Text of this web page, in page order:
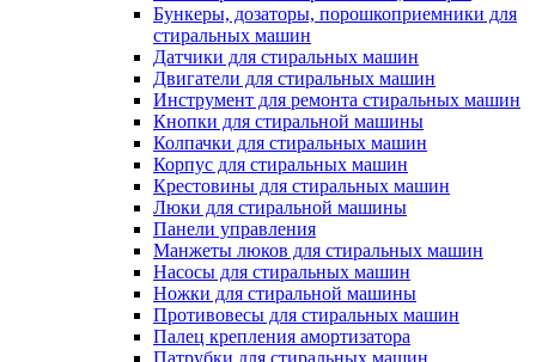
Бункеры, дозаторы, порошкоприемники для
стиральных машин
Датчики для стиральных машин
Двигатели для стиральных машин
Инструмент для ремонта стиральных машин
Кнопки для стиральной машины
Колпачки для стиральных машин
Корпус для стиральных машин
Крестовины для стиральных машин
Люки для стиральной машины
Панели управления
Манжеты люков для стиральных машин
Насосы для стиральных машин
Ножки для стиральной машины
Противовесы для стиральных машин
Палец крепления амортизатора
Патрубки для стиральных машин